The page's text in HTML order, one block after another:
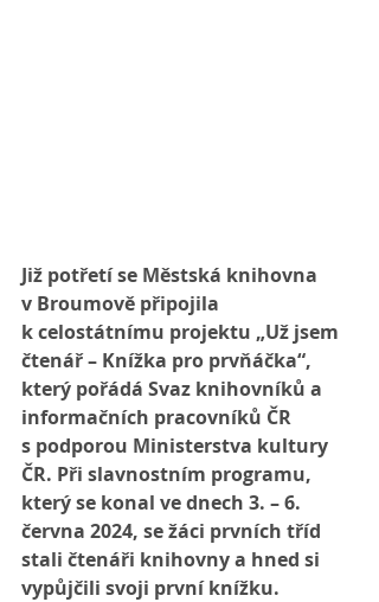
Již potřetí se Městská knihovna
v Broumově připojila
k celostátnímu projektu „Už jsem
čtenář – Knížka pro prvňáčka“,
který pořádá Svaz knihovníků a
informačních pracovníků ČR
s podporou Ministerstva kultury
ČR. Při slavnostním programu,
který se konal ve dnech 3. – 6.
června 2024, se žáci prvních tříd
stali čtenáři knihovny a hned si
vypůjčili svoji první knížku.